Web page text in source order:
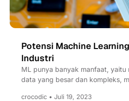
Potensi Machine
Industri
ML punya banyak manfaat, yaitu
data yang besar dan kompleks,
crocodic • Juli 19, 2023